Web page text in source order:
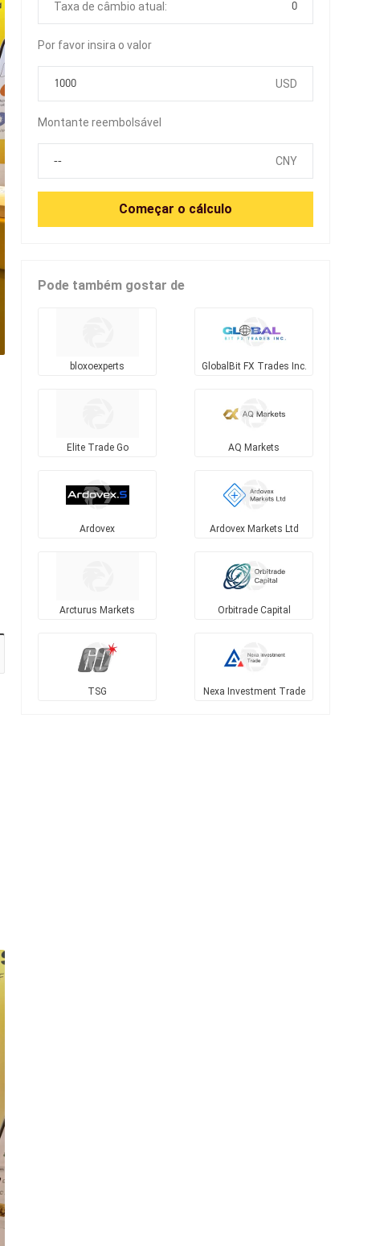
Taxa de câmbio atual: 0
Por favor insira o valor
USD
Montante reembolsável
CNY
Começar o cálculo
Pode também gostar de
bloxoexperts GlobalBit FX Trades Inc.
Elite Trade Go AQ Markets
Ardovex Ardovex Markets Ltd
Arcturus Markets Orbitrade Capital
TSG Nexa Investment Trade